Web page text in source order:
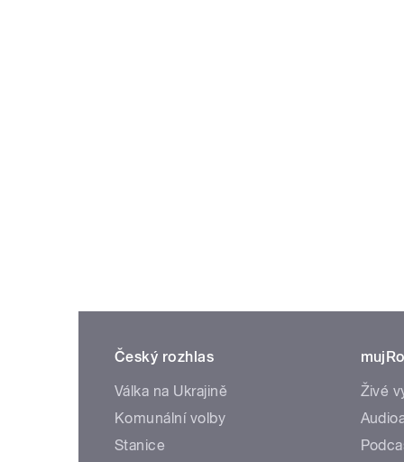
Český rozhlas
Válka na Ukrajině
Komunální volby
Stanice
Živé